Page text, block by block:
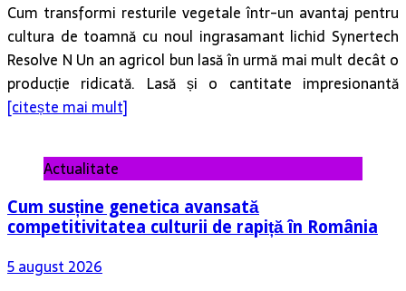
Cum transformi resturile vegetale într-un avantaj pentru
cultura de toamnă cu noul ingrasamant lichid Synertech
Resolve N Un an agricol bun lasă în urmă mai mult decât o
producție ridicată. Lasă și o cantitate impresionantă
[citește mai mult]
Actualitate
Cum susține genetica avansată
competitivitatea culturii de rapiță în România
5 august 2026